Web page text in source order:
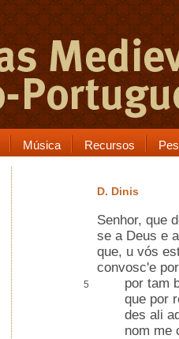
Música Recursos
D. Dinis
Senhor, que
se a Deus e
que, u vós
convosc'e
5
por tam
que por
des ali
nom me